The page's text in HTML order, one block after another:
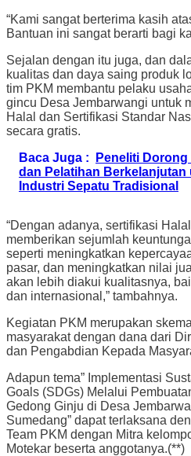
“Kami sangat berterima kasih
Bantuan ini sangat berarti bagi
Sejalan dengan itu juga, dan
kualitas dan daya saing produk
tim PKM membantu pelaku
gincu Desa Jembarwangi untuk
Halal dan Sertifikasi Standar
secara gratis.
Baca Juga :
Peneliti
dan Pelatihan Berkelanjutan
Industri Sepatu Tradisional
“Dengan adanya, sertifikasi
memberikan sejumlah
seperti meningkatkan
pasar, dan meningkatkan nilai
akan lebih diakui kualitasnya,
dan internasional,” tambahnya.
Kegiatan PKM merupakan
masyarakat dengan dana dari
dan Pengabdian Kepada
Adapun tema” Implementasi
Goals (SDGs) Melalui
Gedong Ginju di Desa
Sumedang” dapat terlaksana
Team PKM dengan Mitra
Motekar beserta anggotanya.(**)